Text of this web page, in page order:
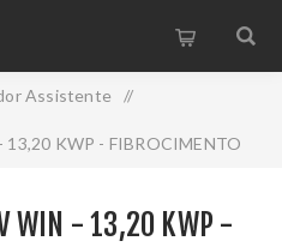
Assistente /
13,20 KWP - FIBROCIMENTO
WIN - 13,20 KWP -